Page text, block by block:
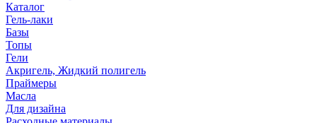
Каталог
Гель-лаки
Базы
Топы
Гели
Акригель, Жидкий полигель
Праймеры
Масла
Для дизайна